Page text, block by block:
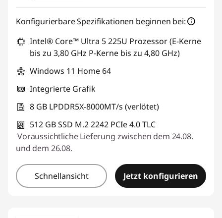
Konfigurierbare Spezifikationen beginnen bei:
Intel® Core™ Ultra 5 225U Prozessor (E-Kerne
bis zu 3,80 GHz P-Kerne bis zu 4,80 GHz)
Windows 11 Home 64
Integrierte Grafik
8 GB LPDDR5X-8000MT/s (verlötet)
512 GB SSD M.2 2242 PCIe 4.0 TLC
Voraussichtliche Lieferung zwischen dem 24.08.
und dem 26.08.
Schnellansicht Jetzt konfigurieren